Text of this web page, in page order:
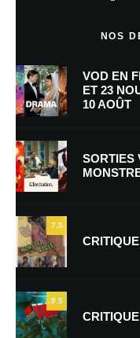
Nom*
E-mail*
Enregistrer mon nom,
NOS
VOD EN
ET 23
10 AOÛT
SORTIES
7.5
9.5